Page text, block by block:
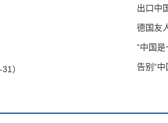
）
出口中
德国友
“中国
告别“